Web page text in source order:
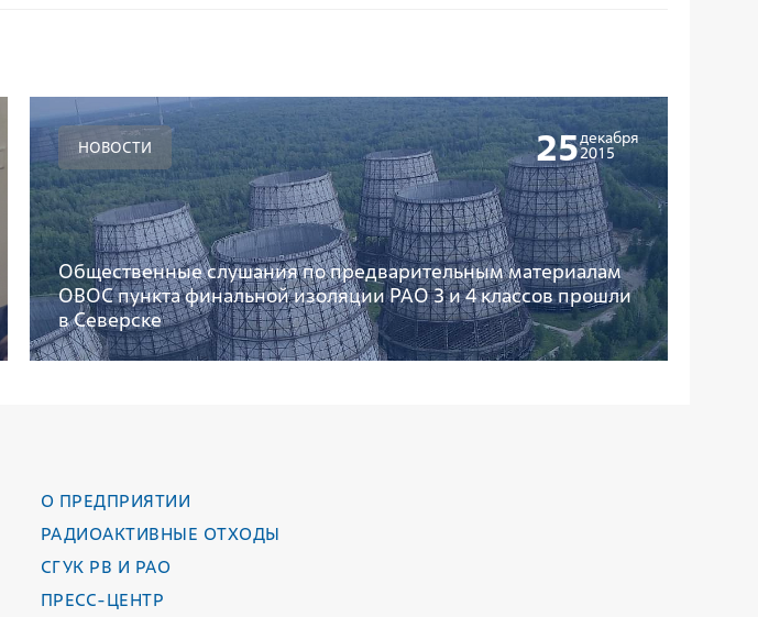
НОВОСТИ 25декабря
2015
Общественные слушания по предварительным материалам
ОВОС пункта финальной изоляции РАО 3 и 4 классов прошли
в Северске
О ПРЕДПРИЯТИИ
РАДИОАКТИВНЫЕ ОТХОДЫ
СГУК РВ И РАО
ПРЕСС-ЦЕНТР